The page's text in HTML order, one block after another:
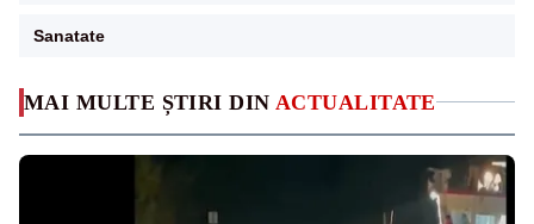
MAI MULTE ȘTIRI DIN ACTUALITATE
Sanatate